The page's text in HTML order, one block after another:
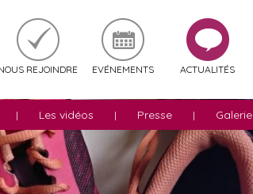
REJOINDRE EVÉNEMENTS ACTUALITÉS
Les vidéos Presse Galerie